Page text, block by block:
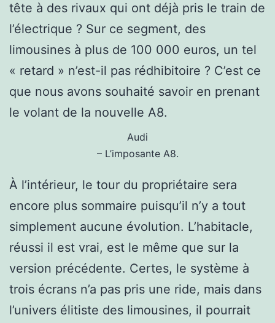
tête à des rivaux qui ont déjà pris le train de
l’électrique ? Sur ce segment, des
limousines à plus de 100 000 euros, un tel
« retard » n’est-il pas rédhibitoire ? C’est ce
que nous avons souhaité savoir en prenant
le volant de la nouvelle A8.
Audi
– L’imposante A8.
À l’intérieur, le tour du propriétaire sera
encore plus sommaire puisqu’il n’y a tout
simplement aucune évolution. L’habitacle,
réussi il est vrai, est le même que sur la
version précédente. Certes, le système à
trois écrans n’a pas pris une ride, mais dans
l’univers élitiste des limousines, il pourrait